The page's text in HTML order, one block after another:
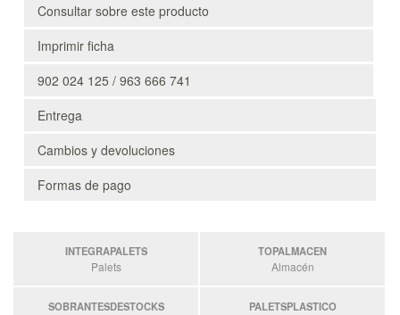
Consultar sobre este producto
Imprimir ficha
902 024 125 / 963 666 741
Entrega
Cambios y devoluciones
Formas de pago
INTEGRAPALETS
Palets
TOPALMACEN
Almacén
SOBRANTESDESTOCKS PALETSPLASTICO